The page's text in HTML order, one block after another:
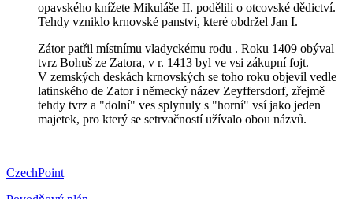
opavského knížete Mikuláše II. podělili o otcovské dědictví.
Tehdy vzniklo krnovské panství, které obdržel Jan I.
Zátor patřil místnímu vladyckému rodu . Roku 1409 obýval
tvrz Bohuš ze Zatora, v r. 1413 byl ve vsi zákupní fojt.
V zemských deskách krnovských se toho roku objevil vedle
latinského de Zator i německý název Zeyffersdorf, zřejmě
tehdy tvrz a "dolní" ves splynuly s "horní" vsí jako jeden
majetek, pro který se setrvačností užívalo obou názvů.
CzechPoint